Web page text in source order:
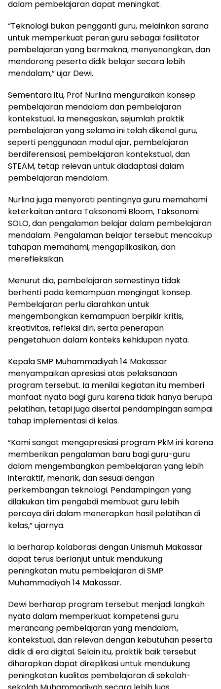
dalam pembelajaran dapat meningkat.
“Teknologi bukan pengganti guru, melainkan sarana
untuk memperkuat peran guru sebagai fasilitator
pembelajaran yang bermakna, menyenangkan, dan
mendorong peserta didik belajar secara lebih
mendalam,” ujar Dewi.
Sementara itu, Prof Nurlina menguraikan konsep
pembelajaran mendalam dan pembelajaran
kontekstual. Ia menegaskan, sejumlah praktik
pembelajaran yang selama ini telah dikenal guru,
seperti penggunaan modul ajar, pembelajaran
berdiferensiasi, pembelajaran kontekstual, dan
STEAM, tetap relevan untuk diadaptasi dalam
pembelajaran mendalam.
Nurlina juga menyoroti pentingnya guru memahami
keterkaitan antara Taksonomi Bloom, Taksonomi
SOLO, dan pengalaman belajar dalam pembelajaran
mendalam. Pengalaman belajar tersebut mencakup
tahapan memahami, mengaplikasikan, dan
merefleksikan.
Menurut dia, pembelajaran semestinya tidak
berhenti pada kemampuan mengingat konsep.
Pembelajaran perlu diarahkan untuk
mengembangkan kemampuan berpikir kritis,
kreativitas, refleksi diri, serta penerapan
pengetahuan dalam konteks kehidupan nyata.
Kepala SMP Muhammadiyah 14 Makassar
menyampaikan apresiasi atas pelaksanaan
program tersebut. Ia menilai kegiatan itu memberi
manfaat nyata bagi guru karena tidak hanya berupa
pelatihan, tetapi juga disertai pendampingan sampai
tahap implementasi di kelas.
“Kami sangat mengapresiasi program PkM ini karena
memberikan pengalaman baru bagi guru-guru
dalam mengembangkan pembelajaran yang lebih
interaktif, menarik, dan sesuai dengan
perkembangan teknologi. Pendampingan yang
dilakukan tim pengabdi membuat guru lebih
percaya diri dalam menerapkan hasil pelatihan di
kelas,” ujarnya.
Ia berharap kolaborasi dengan Unismuh Makassar
dapat terus berlanjut untuk mendukung
peningkatan mutu pembelajaran di SMP
Muhammadiyah 14 Makassar.
Dewi berharap program tersebut menjadi langkah
nyata dalam memperkuat kompetensi guru
merancang pembelajaran yang mendalam,
kontekstual, dan relevan dengan kebutuhan peserta
didik di era digital. Selain itu, praktik baik tersebut
diharapkan dapat direplikasi untuk mendukung
peningkatan kualitas pembelajaran di sekolah-